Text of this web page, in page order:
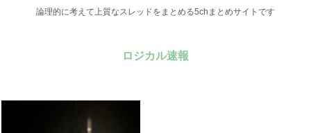
論理的に考えて上質なスレッドをまとめる5chまとめサイトです
ロジカル速報